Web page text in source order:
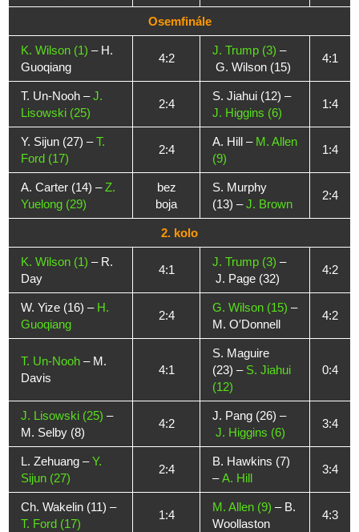
Osemfinále
K. Wilson (1) – H.
Guoqiang
4:2
J. Trump (3) –
G. Wilson (15)
4:1
T. Un-Nooh –J.
Lisowski (25)
2:4
S. Jiahui (12) –
J. Higgins (6)
1:4
Y. Sijun (27) –T.
Ford (17)
2:4
A. Hill – M. Allen
(9)
1:4
A. Carter (14) –Z.
Yuelong (29)
bez
boja
S. Murphy
(13) –J. Brown
2:4
2. kolo
K. Wilson (1) – R.
Day
4:1
J. Trump (3) –
J. Page (32)
4:2
W. Yize (16) – H.
Guoqiang
2:4
G. Wilson (15) –
M. O′Donnell
4:2
T. Un-Nooh – M.
Davis
4:1
S. Maguire
(23) – S. Jiahui
(12)
0:4
J. Lisowski (25) –
M. Selby (8)
4:2
J. Pang (26) –
J. Higgins (6)
3:4
L. Zehuang –Y.
Sijun (27)
2:4
B. Hawkins (7)
–A. Hill
3:4
Ch. Wakelin (11) –
T. Ford (17)
1:4
M. Allen (9) – B.
Woollaston
4:3